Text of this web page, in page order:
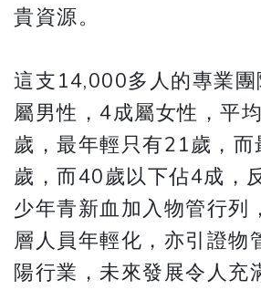
貴資源。
這支14,000多人的專業
屬男性，4成屬女性，平
歲，最年輕只有21歲，
歲，而40歲以下佔4成，
少年青新血加入物管行列
層人員年輕化，亦引證物
陽行業，未來發展令人充